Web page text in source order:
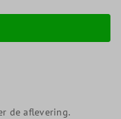
de aflevering.